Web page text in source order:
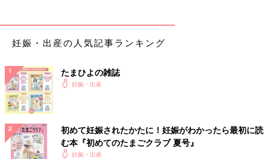
妊娠・出産の人気記事ランキング
たまひよの雑誌
妊娠・出産
初めて妊娠されたかたに！妊娠がわかったら最初に読
む本『初めてのたまごクラブ 夏号』
妊娠・出産